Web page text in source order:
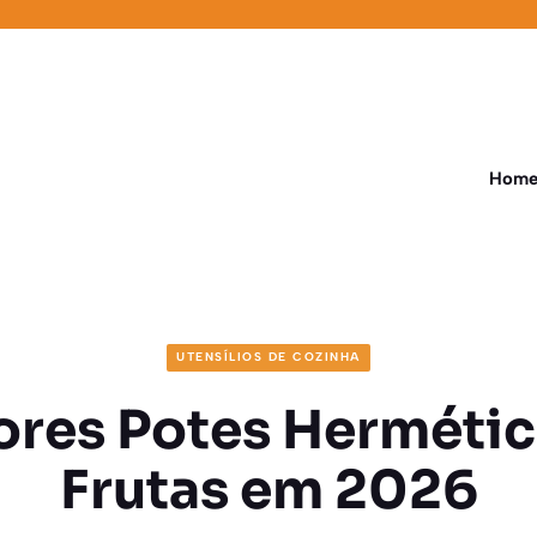
Home
UTENSÍLIOS DE COZINHA
Potes
Frutas em 2026